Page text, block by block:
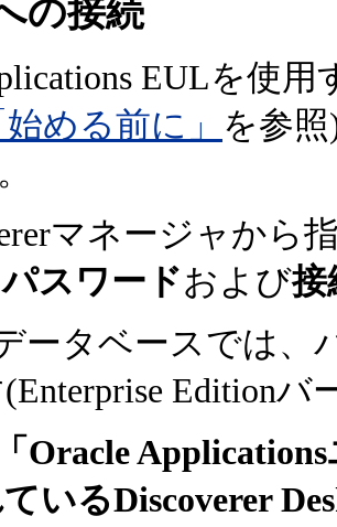
の接続
EULを使
始める前に」 を参照
マネージャから
パスワードおよび接
ータベースでは
Edition
Oracle
いるDiscoverer